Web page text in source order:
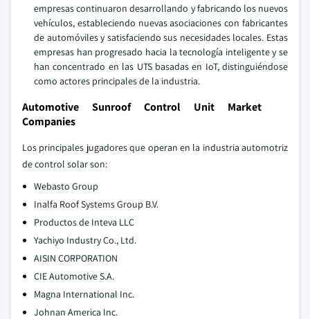
empresas continuaron desarrollando y fabricando los nuevos
vehículos, estableciendo nuevas asociaciones con fabricantes
de automóviles y satisfaciendo sus necesidades locales. Estas
empresas han progresado hacia la tecnología inteligente y se
han concentrado en las UTS basadas en IoT, distinguiéndose
como actores principales de la industria.
Automotive Sunroof Control Unit Market
Companies
Los principales jugadores que operan en la industria automotriz
de control solar son:
Webasto Group
Inalfa Roof Systems Group B.V.
Productos de Inteva LLC
Yachiyo Industry Co., Ltd.
AISIN CORPORATION
CIE Automotive S.A.
Magna International Inc.
Johnan America Inc.